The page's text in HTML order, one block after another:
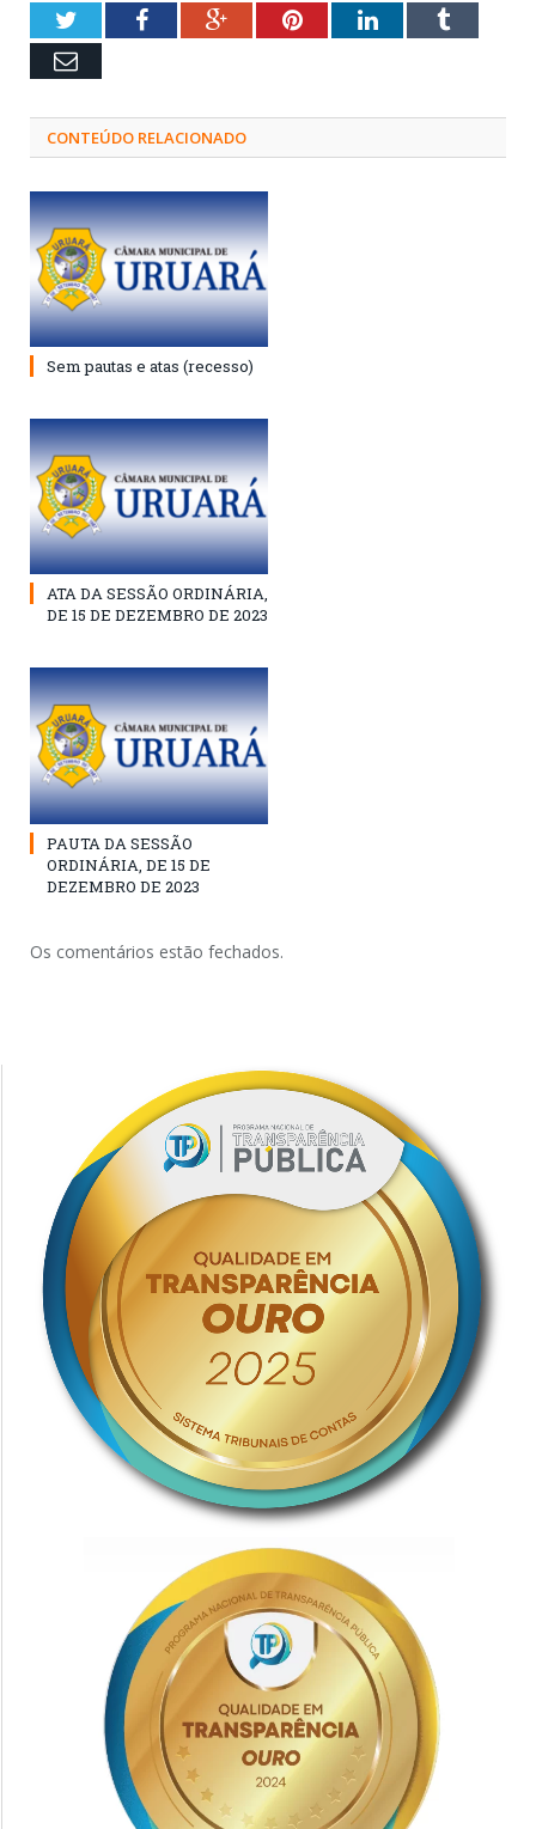
TwitterFacebookGoogle+PinterestLinkedInTumblr
Email
CONTEÚDO RELACIONADO
Sem pautas e atas (recesso)
ATA DA SESSÃO ORDINÁRIA,
DE 15 DE DEZEMBRO DE 2023
PAUTA DA SESSÃO
ORDINÁRIA, DE 15 DE
DEZEMBRO DE 2023
Os comentários estão fechados.